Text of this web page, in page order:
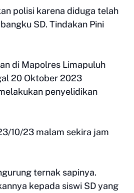
polisi karena diduga telah
SD. Tindakan Pini
di Mapolres Limapuluh
20 Oktober 2023
penyelidikan
10/23 malam sekira jam
ternak sapinya.
kepada siswi SD yang